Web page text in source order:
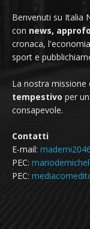
Benvenuti su Italia
con news,
cronaca,
sport e
La nostra missione
tempestivo per
consapevole.
Contatti
E-mail:
PEC:
PEC: